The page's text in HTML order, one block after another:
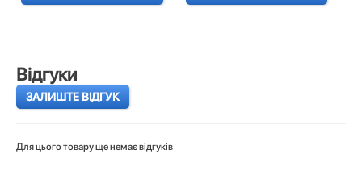
Відгуки
ЗАЛИШТЕ ВІДГУК
Для цього товару ще немає відгуків